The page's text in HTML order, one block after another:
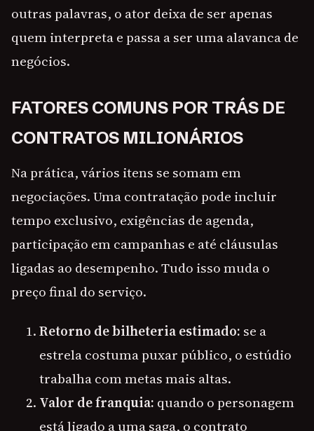
outras palavras, o ator deixa de ser apenas
quem interpreta e passa a ser uma alavanca de
negócios.
FATORES COMUNS POR TRÁS DE
CONTRATOS MILIONÁRIOS
Na prática, vários itens se somam em
negociações. Uma contratação pode incluir
tempo exclusivo, exigências de agenda,
participação em campanhas e até cláusulas
ligadas ao desempenho. Tudo isso muda o
preço final do serviço.
Retorno de bilheteria estimado: se a
estrela costuma puxar público, o estúdio
trabalha com metas mais altas.
Valor de franquia: quando o personagem
está ligado a uma saga, o contrato